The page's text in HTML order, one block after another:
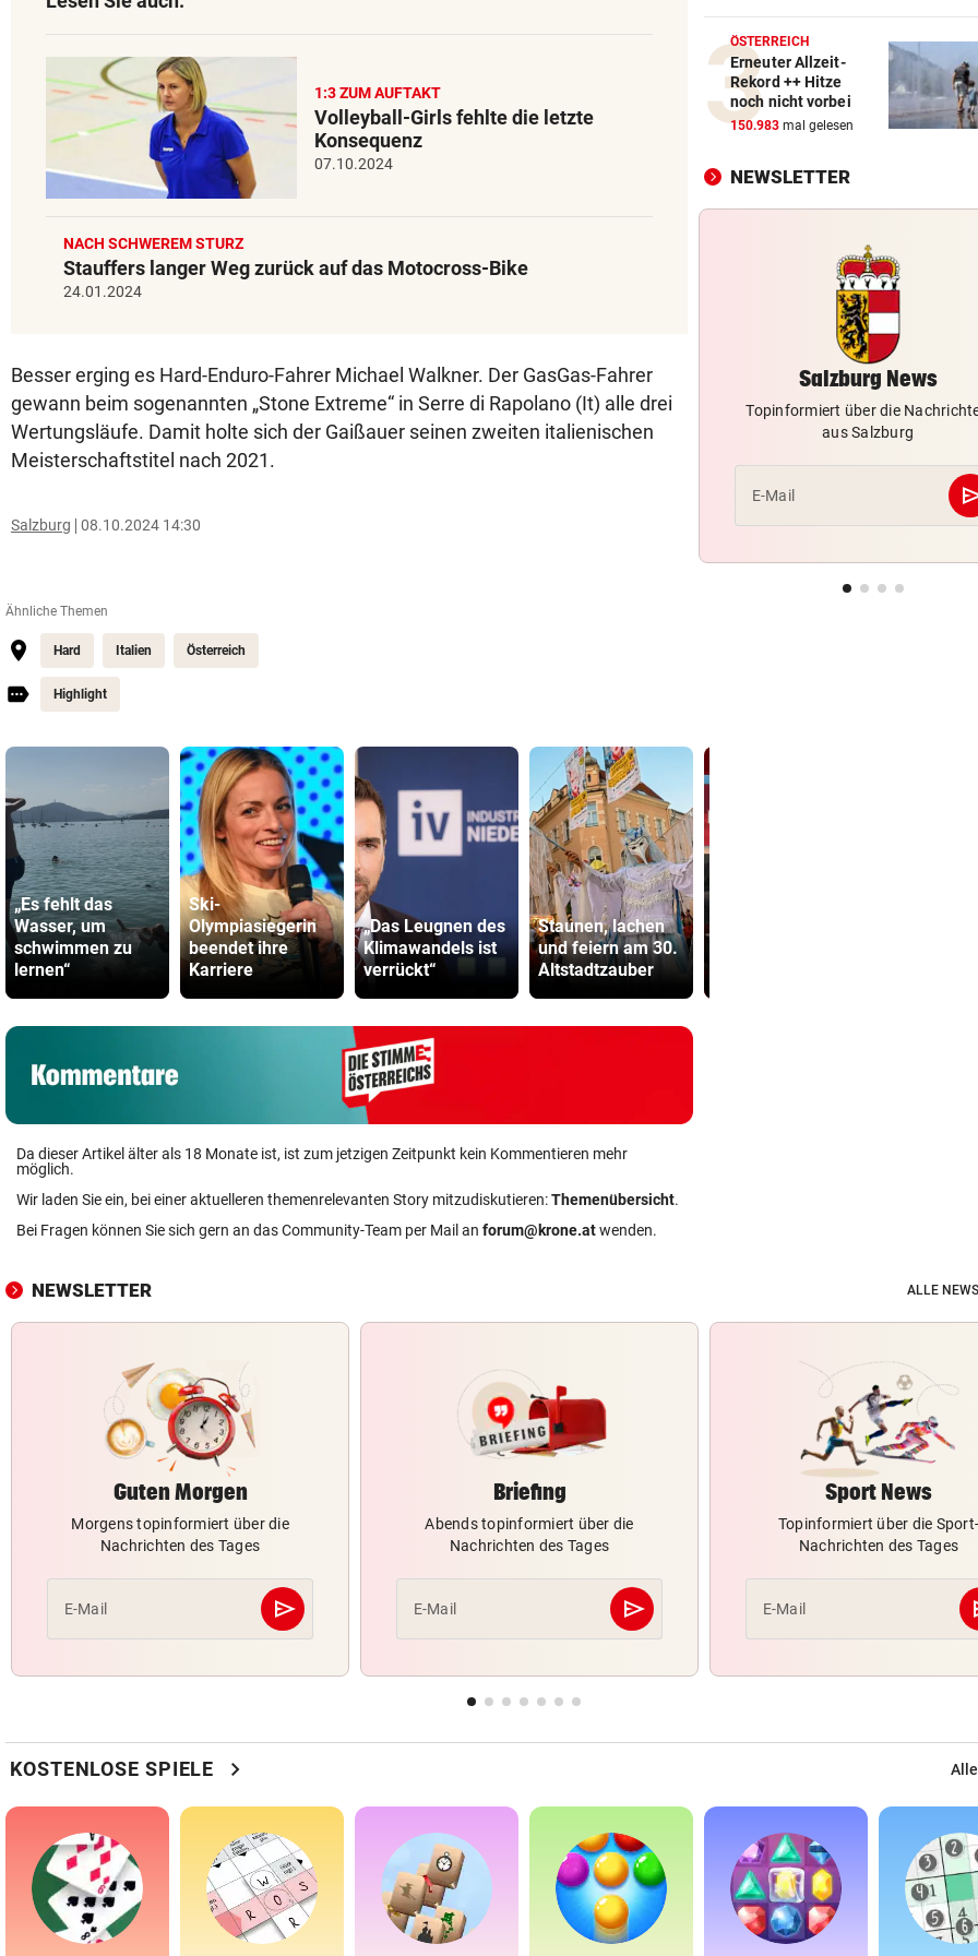
1:3 ZUM AUFTAKT
Volleyball-Girls fehlte die letzte
Konsequenz
07.10.2024
NACH SCHWEREM STURZ
Stauffers langer Weg zurück auf das Motocross-Bike
24.01.2024
Besser erging es Hard-Enduro-Fahrer Michael Walkner. Der GasGas-Fahrer
gewann beim sogenannten „Stone Extreme“ in Serre di Rapolano (It) alle drei
Wertungsläufe. Damit holte sich der Gaißauer seinen zweiten italienischen
Meisterschaftstitel nach 2021.
Salzburg 08.10.2024 14:30
Ähnliche Themen
Hard Italien Österreich
Highlight
„Es fehlt das
Wasser, um
schwimmen zu
lernen“
Ski-
Olympiasiegerin
beendet ihre
Karriere
„Das Leugnen des
Klimawandels ist
verrückt“
Staunen, lachen
und feiern am 30.
Altstadtzauber
Da dieser Artikel älter als 18 Monate ist, ist zum jetzigen Zeitpunkt kein Kommentieren mehr
möglich.
Wir laden Sie ein, bei einer aktuelleren themenrelevanten Story mitzudiskutieren:Themenübersicht.
Bei Fragen können Sie sich gern an das Community-Team per Mail an forum@krone.atwenden.
Auto kollidierte auf
mit Postbus
TEENAGER RUTSCHTE AUS vor
Einheimischer stürzte im
GEOLOGE ERKLÄRT
Hitze und Starkregen lassen
BEWOHNER EINGESPERRT
Muren schnitten Ortsteil von
Außenwelt ab
ÖSTERREICH
Erneuter Allzeit-
Rekord ++ Hitze
noch nicht vorbei
150.983 mal gelesen
NEWSLETTER
Salzburg News
Topinformiert über die
aus Salzburg
E-Mail
NEWSLETTER ALLE
Guten Morgen
Morgens topinformiert über die
Nachrichten des Tages
E-Mail send
Abschicken
Briefing
Abends topinformiert über die
Nachrichten des Tages
E-Mail send
Abschicken
Sport News
Topinformiert über die Sport-
Nachrichten des Tages
E-Mail
KOSTENLOSE SPIELE chevron_right